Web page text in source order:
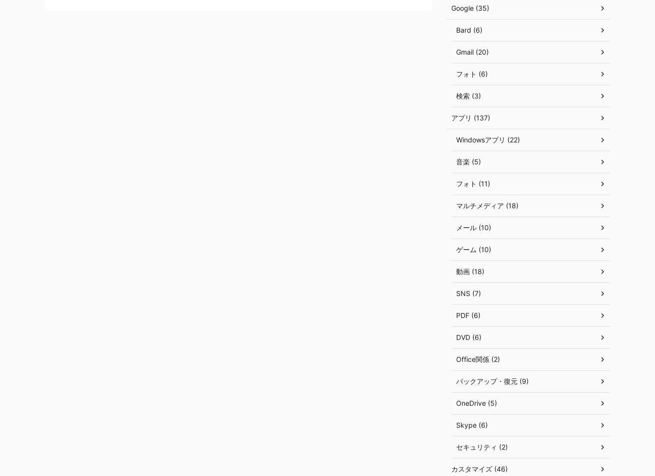
Google (35)
Bard (6)
Gmail (20)
フォト (6)
検索 (3)
アプリ (137)
Windowsアプリ (22)
音楽 (5)
フォト (11)
マルチメディア (18)
メール (10)
ゲーム (10)
動画 (18)
SNS (7)
PDF (6)
DVD (6)
Office関係 (2)
バックアップ・復元 (9)
OneDrive (5)
Skype (6)
セキュリティ (2)
カスタマイズ (46)